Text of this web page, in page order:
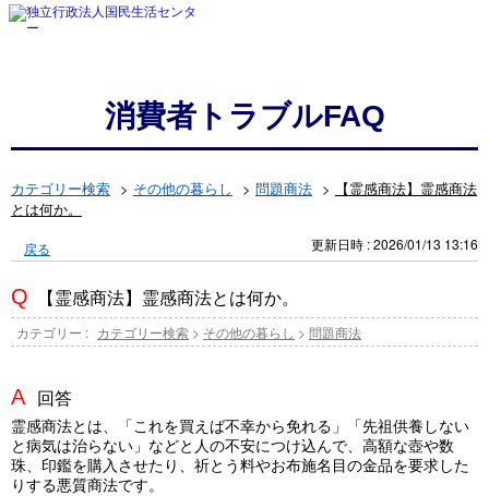
消費者トラブルFAQ
カテゴリー検索 > その他の暮らし > 問題商法 >
【霊感商法】霊感商法
とは何か。
戻る 更新日時 : 2026/01/13 13:16
【霊感商法】霊感商法とは何か。
カテゴリー : カテゴリー検索 > その他の暮らし > 問題商法
回答
霊感商法とは、「これを買えば不幸から免れる」「先祖供養しない
と病気は治らない」などと人の不安につけ込んで、高額な壺や数
珠、印鑑を購入させたり、祈とう料やお布施名目の金品を要求した
りする悪質商法です。